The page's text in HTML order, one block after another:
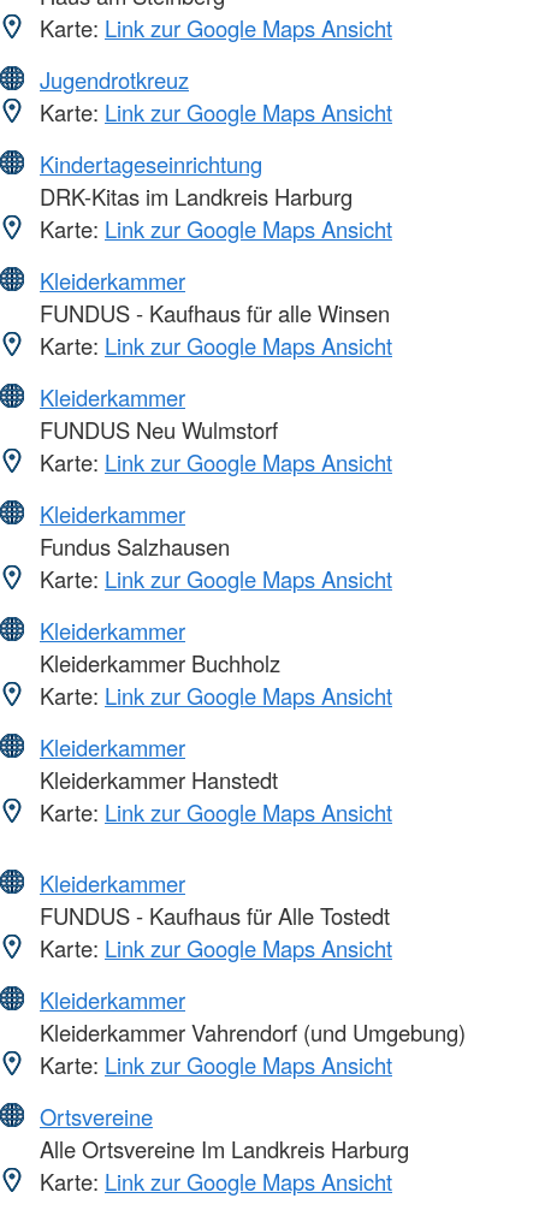
Karte: Link zur Google Maps Ansicht
Jugendrotkreuz
Karte: Link zur Google Maps Ansicht
Kindertageseinrichtung
DRK-Kitas im Landkreis Harburg
Karte: Link zur Google Maps Ansicht
Kleiderkammer
FUNDUS - Kaufhaus für alle Winsen
Karte: Link zur Google Maps Ansicht
Kleiderkammer
FUNDUS Neu Wulmstorf
Karte: Link zur Google Maps Ansicht
Kleiderkammer
Fundus Salzhausen
Karte: Link zur Google Maps Ansicht
Kleiderkammer
Kleiderkammer Buchholz
Karte: Link zur Google Maps Ansicht
Kleiderkammer
Kleiderkammer Hanstedt
Karte: Link zur Google Maps Ansicht
Kleiderkammer
FUNDUS - Kaufhaus für Alle Tostedt
Karte: Link zur Google Maps Ansicht
Kleiderkammer
Kleiderkammer Vahrendorf (und Umgebung)
Karte: Link zur Google Maps Ansicht
Ortsvereine
Alle Ortsvereine Im Landkreis Harburg
Karte: Link zur Google Maps Ansicht